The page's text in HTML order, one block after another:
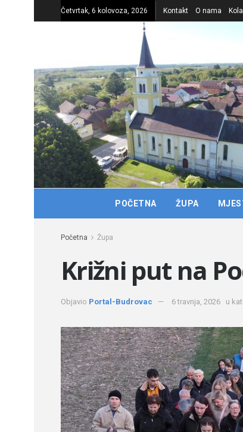
Četvrtak, 6 kolovoza, 2026 Kontakt O nama
POČETNA ŽUPA
Početna Župa
Križni put na
Objavio Portal-Budrovac 6 travnja, 2026 u